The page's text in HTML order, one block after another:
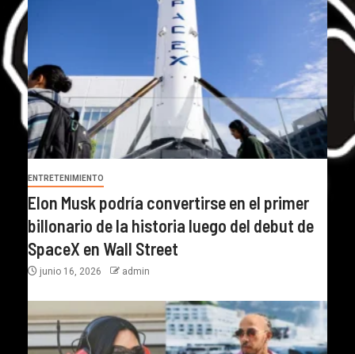
ENTRETENIMIENTO
Elon Musk podría convertirse en el primer
billonario de la historia luego del debut de
SpaceX en Wall Street
junio 16, 2026 admin